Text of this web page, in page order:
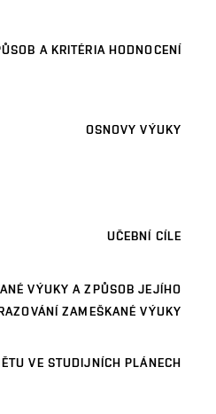
A KRITÉRIA HODNOCENÍ
OSNOVY VÝUKY
UČEBNÍ CÍLE
VÝUKY A ZPŮSOB JEJÍHO
ZAMEŠKANÉ VÝUKY
VE STUDIJNÍCH PLÁNECH